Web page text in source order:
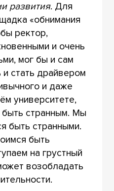
развития. Для
«обнимания
ректор,
и очень
мог бы и сам
стать драйвером
и даже
университете,
быть странным. Мы
быть странными.
быть
на грустный
возобладать